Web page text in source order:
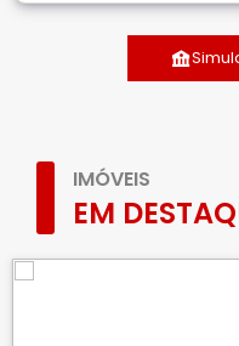
IMÓVEIS
EM